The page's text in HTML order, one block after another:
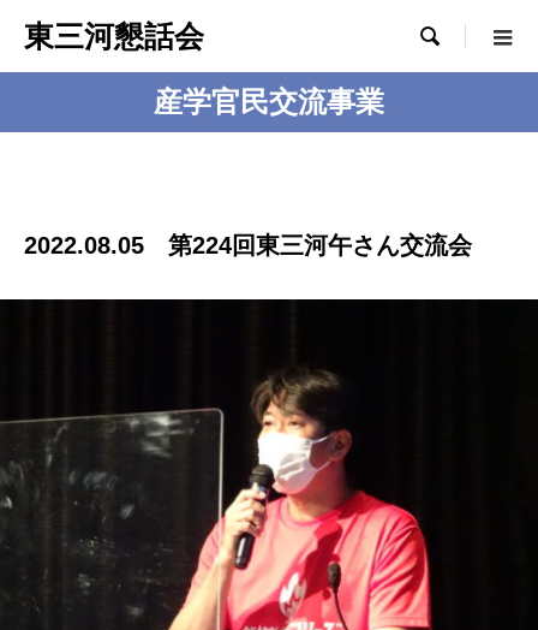
東三河懇話会 
産学官民交流事業
2022.08.05 第224回東三河午さん交流会